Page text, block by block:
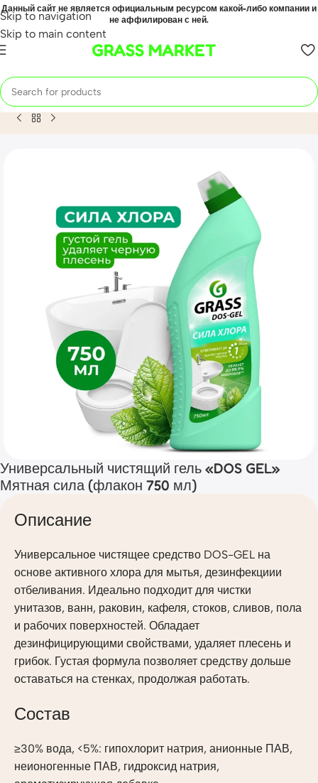
Skip to navigation
Skip to main content
Данный сайт не является официальным ресурсом какой-либо компании и
не аффилирован с ней.
GRASS MARKET
Home Mahsulot Универсальный чистящий гель «DOS
Универсальный чистящий гель «DOS GEL»
Мятная сила (флакон 750 мл)
Описание
Универсальное чистящее средство DOS-GEL на
основе активного хлора для мытья, дезинфекциии
отбеливания. Идеально подходит для чистки
унитазов, ванн, раковин, кафеля, стоков, сливов, пола
и рабочих поверхностей. Обладает
дезинфицирующими свойствами, удаляет плесень и
грибок. Густая формула позволяет средству дольше
оставаться на стенках, продолжая работать.
Состав
≥30% вода, <5%: гипохлорит натрия, анионные ПАВ,
неионогенные ПАВ, гидроксид натрия,